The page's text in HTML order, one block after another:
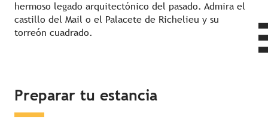
hermoso legado arquitectónico del pasado. Admira el
castillo del Mail o el Palacete de Richelieu y su
torreón cuadrado.
Preparar tu estancia
Dormir en los alrededores
¿Qué hacer en los alrededores?